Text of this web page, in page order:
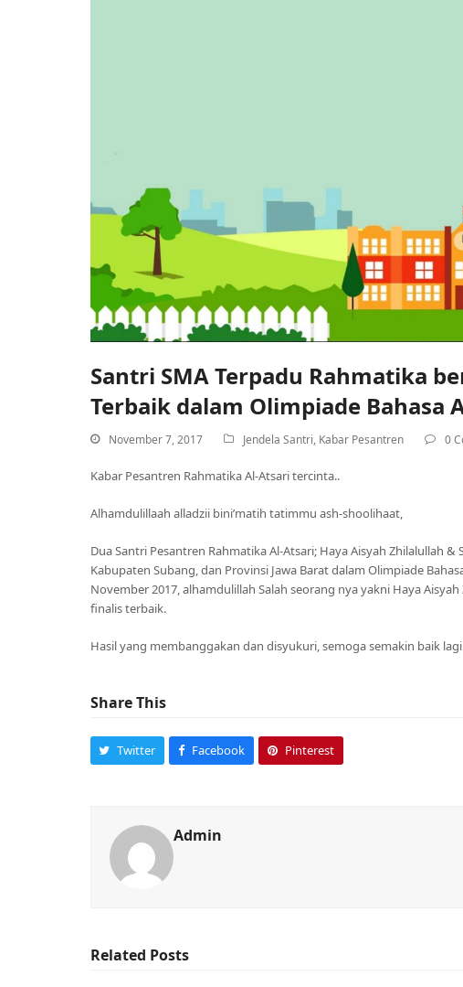
Santri SMA Terpadu Rahmatika
Terbaik dalam Olimpiade Bahasa
November 7, 2017 Jendela Santri, Kabar Pesantren 0
Kabar Pesantren Rahmatika Al-Atsari tercinta..
Alhamdulillaah alladzii bini’matih tatimmu ash-shoolihaat,
Dua Santri Pesantren Rahmatika Al-Atsari; Haya Aisyah Zhilalullah
Kabupaten Subang, dan Provinsi Jawa Barat dalam Olimpiade
November 2017, alhamdulillah Salah seorang nya yakni Haya
finalis terbaik.
Hasil yang membanggakan dan disyukuri, semoga semakin baik
Share This
Twitter Facebook Pinterest
Admin
Related Posts